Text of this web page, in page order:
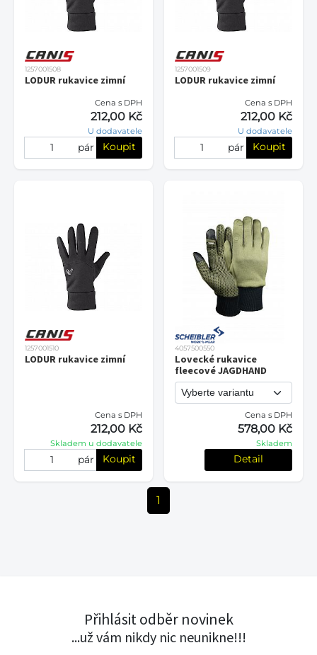
1257001508
LODUR rukavice zimní
Cena s DPH
212,00 Kč
U dodavatele
pár Koupit
1257001509
LODUR rukavice zimní
Cena s DPH
212,00 Kč
U dodavatele
pár Koupit
1257001510
LODUR rukavice zimní
Cena s DPH
212,00 Kč
Skladem u dodavatele
pár Koupit
4057500550
Lovecké rukavice
fleecové JAGDHAND
Cena s DPH
578,00 Kč
Skladem
Detail
1
Přihlásit odběr novinek
...už vám nikdy nic neunikne!!!